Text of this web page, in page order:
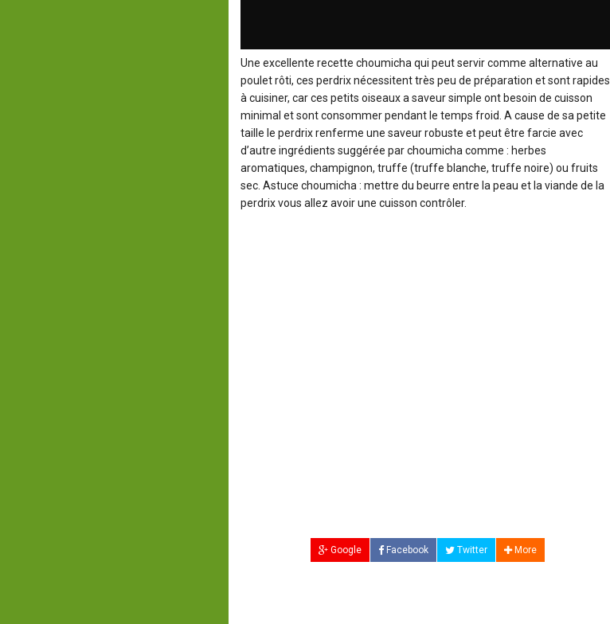
Une excellente recette choumicha qui peut servir comme alternative au
poulet rôti, ces perdrix nécessitent très peu de préparation et sont rapides
à cuisiner, car ces petits oiseaux a saveur simple ont besoin de cuisson
minimal et sont consommer pendant le temps froid . A cause de sa petite
taille le perdrix renferme une saveur robuste et peut être farcie avec
d’autre ingrédients suggérée par choumicha comme : herbes
aromatiques, champignon, truffe (truffe blanche, truffe noire) ou fruits
sec. Astuce choumicha : mettre du beurre entre la peau et la viande de la
perdrix vous allez avoir une cuisson contrôler.
Google Facebook Twitter More